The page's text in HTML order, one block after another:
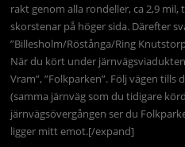
rakt genom alla rondeller, ca 2,9 mil,
skorstenar på höger sida. Därefter
”Billesholm/Röstånga/Ring
När du kört under
Vram”, ”Folkparken”. Följ vägen
(samma järnväg som du tidigare
järnvägsövergången ser du
ligger mitt emot.[/expand]